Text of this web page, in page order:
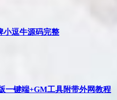
小逗牛源码完整
一键端+GM工具附带外网教程